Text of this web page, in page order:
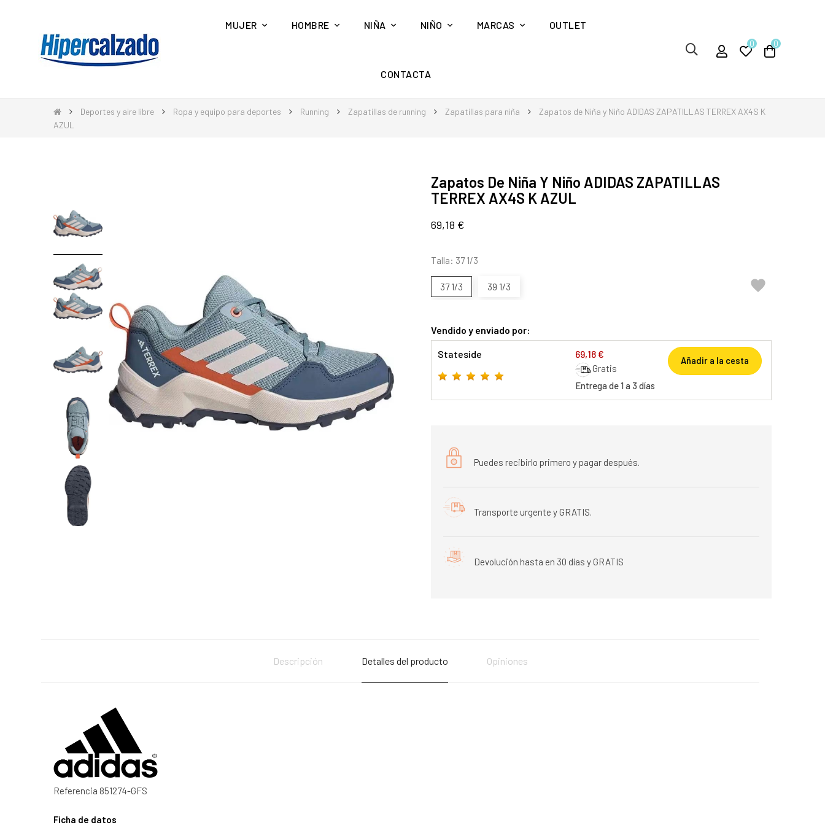
MUJER HOMBRE NIÑA NIÑO MARCAS OUTLET
CONTACTA
0 0
Deportes y aire libre Ropa y equipo para deportes Running Zapatillas de running Zapatillas para niña
Zapatos de Niña y Niño ADIDAS ZAPATILLAS TERREX AX4S K
AZUL
Zapatos De Niña Y Niño ADIDAS ZAPATILLAS
TERREX AX4S K AZUL
69,18 €
Talla: 37 1/3
37 1/3 39 1/3 
Vendido y enviado por:
Stateside 69,18 €
Gratis
Entrega de 1 a 3 días
Añadir a la cesta
Puedes recibirlo primero y pagar después.
Transporte urgente y GRATIS.
Devolución hasta en 30 días y GRATIS
Descripción Detalles del producto Opiniones
Referencia 851274-GFS
Ficha de datos